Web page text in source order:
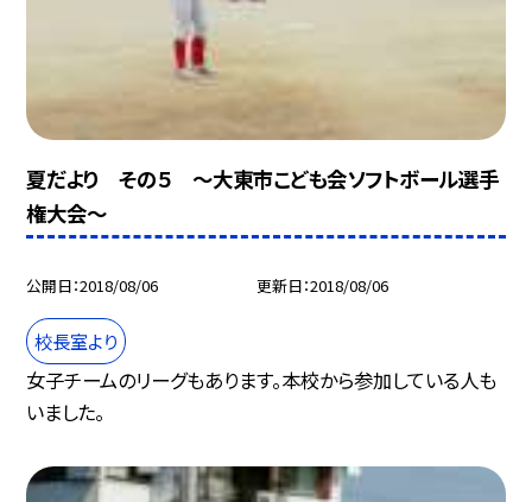
夏だより その５ 〜大東市こども会ソフトボール選手
権大会〜
公開日 2018/08/06 更新日 2018/08/06
校長室より
女子チームのリーグもあります。本校から参加している人も
いました。